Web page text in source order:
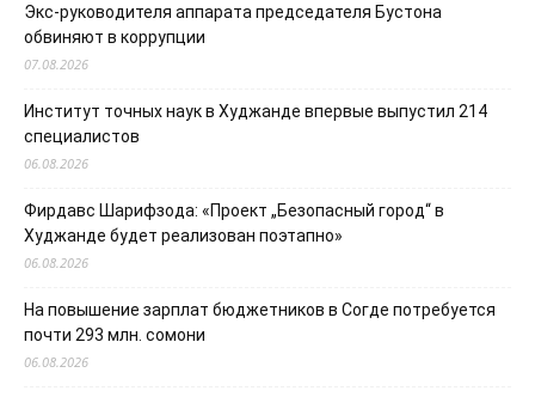
Экс-руководителя аппарата председателя Бустона
обвиняют в коррупции
07.08.2026
Институт точных наук в Худжанде впервые выпустил 214
специалистов
06.08.2026
Фирдавс Шарифзода: «Проект „Безопасный город“ в
Худжанде будет реализован поэтапно»
06.08.2026
На повышение зарплат бюджетников в Согде потребуется
почти 293 млн. сомони
06.08.2026